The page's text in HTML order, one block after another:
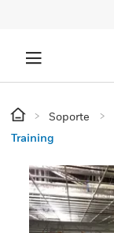
Soporte
Training